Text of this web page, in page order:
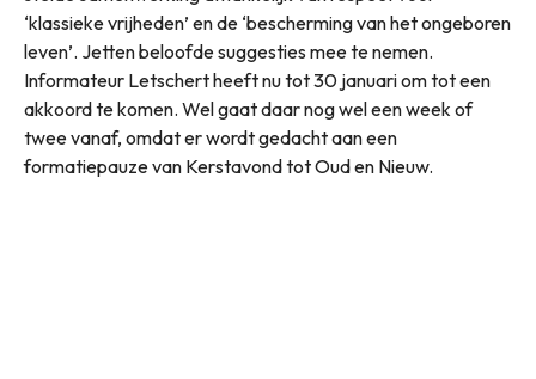
‘klassieke vrijheden’ en de ‘bescherming van het ongeboren
leven’. Jetten beloofde suggesties mee te nemen.
Informateur Letschert heeft nu tot 30 januari om tot een
akkoord te komen. Wel gaat daar nog wel een week of
twee vanaf, omdat er wordt gedacht aan een
formatiepauze van Kerstavond tot Oud en Nieuw.